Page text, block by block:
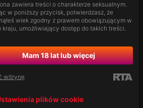
i zabawne podejście
ożywić rozmowę
polski czat z modelkami przed
dobrze
zawiera treści o charakterze seksualnym.
w poniższy przycisk, potwierdzasz, że
wiek zgodny z prawem obowiązującym w
kraju, umożliwiający dostęp do takich treści.
Mam 18 lat lub więcej
witrynę
plików cookie